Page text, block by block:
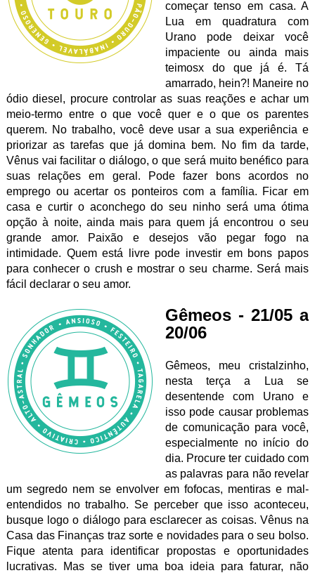
começar tenso em casa. A
Lua em quadratura com
Urano pode deixar você
impaciente ou ainda mais
teimosx do que já é. Tá
amarrado, hein?! Maneire no
ódio diesel, procure controlar as suas reações e achar um
meio-termo entre o que você quer e o que os parentes
querem. No trabalho, você deve usar a sua experiência e
priorizar as tarefas que já domina bem. No fim da tarde,
Vênus vai facilitar o diálogo, o que será muito benéfico para
suas relações em geral. Pode fazer bons acordos no
emprego ou acertar os ponteiros com a família. Ficar em
casa e curtir o aconchego do seu ninho será uma ótima
opção à noite, ainda mais para quem já encontrou o seu
grande amor. Paixão e desejos vão pegar fogo na
intimidade. Quem está livre pode investir em bons papos
para conhecer o crush e mostrar o seu charme. Será mais
fácil declarar o seu amor.
Gêmeos - 21/05 a
20/06
Gêmeos, meu cristalzinho,
nesta terça a Lua se
desentende com Urano e
isso pode causar problemas
de comunicação para você,
especialmente no início do
dia. Procure ter cuidado com
as palavras para não revelar
um segredo nem se envolver em fofocas, mentiras e mal-
entendidos no trabalho. Se perceber que isso aconteceu,
busque logo o diálogo para esclarecer as coisas. Vênus na
Casa das Finanças traz sorte e novidades para o seu bolso.
Fique atenta para identificar propostas e oportunidades
lucrativas. Mas se tiver uma boa ideia para faturar, não